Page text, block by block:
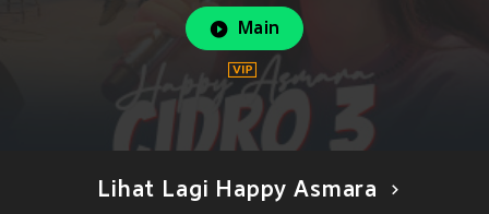
Main
Lihat Lagi Happy Asmara